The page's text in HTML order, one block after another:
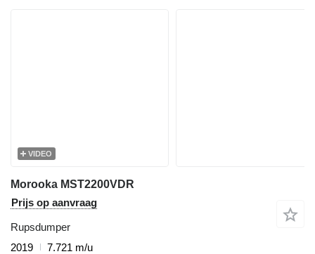
VIDEO
Morooka MST2200VDR
Prijs op aanvraag
Rupsdumper
2019
7.721 m/u